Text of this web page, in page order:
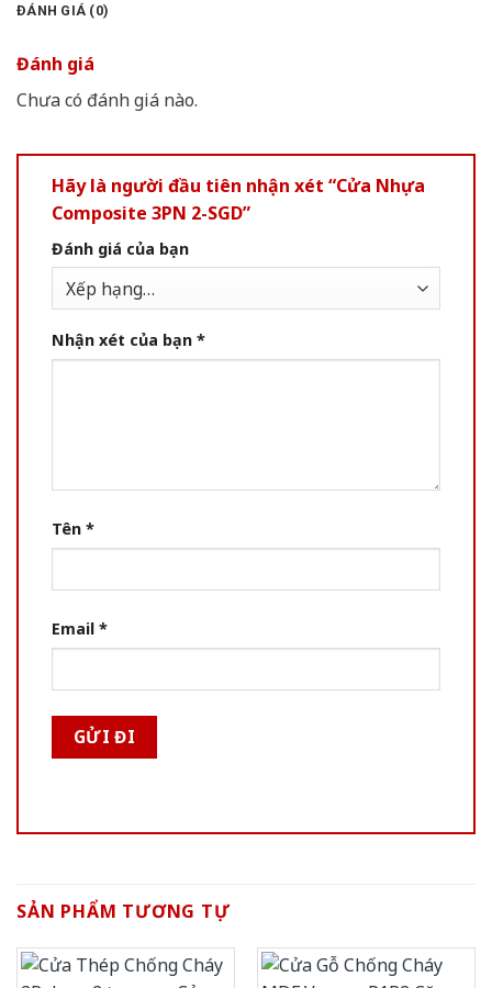
ĐÁNH GIÁ (0)
Đánh giá
Chưa có đánh giá nào.
Hãy là người đầu tiên nhận xét “Cửa Nhựa
Composite 3PN 2-SGD”
Đánh giá của bạn
Nhận xét của bạn *
Tên *
Email *
SẢN PHẨM TƯƠNG TỰ